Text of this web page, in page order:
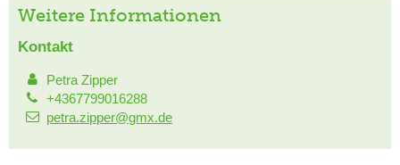
Weitere Informationen
Kontakt
Petra Zipper
+4367799016288
petra.zipper@gmx.de